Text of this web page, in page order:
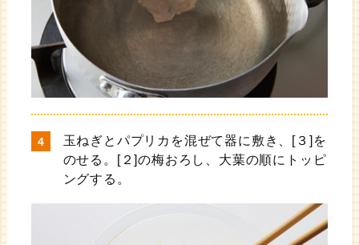
玉ねぎとパプリカを混ぜて器に敷き、[３]を
のせる。[２]の梅おろし、大葉の順にトッピ
ングする。